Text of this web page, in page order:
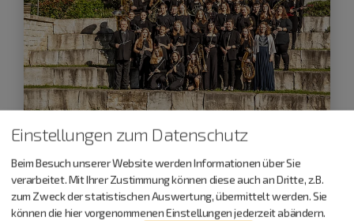
Dietfurt a.d.Altmühl
25.10.26
Herbstkonzert des Symphonischen
Einstellungen zum Datenschutz
Beim Besuch unserer Website werden Informationen über Sie
verarbeitet. Mit Ihrer Zustimmung können diese auch an Dritte, z.B.
zum Zweck der statistischen Auswertung, übermittelt werden. Sie
können die hier vorgenommenen Einstellungen jederzeit abändern.